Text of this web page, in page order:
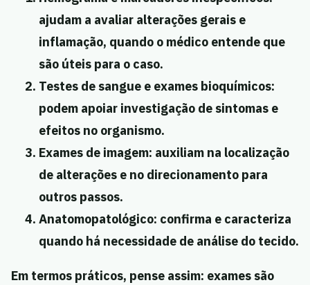
ajudam a avaliar alterações gerais e
inflamação, quando o médico entende que
são úteis para o caso.
Testes de sangue e exames bioquímicos:
podem apoiar investigação de sintomas e
efeitos no organismo.
Exames de imagem: auxiliam na localização
de alterações e no direcionamento para
outros passos.
Anatomopatológico: confirma e caracteriza
quando há necessidade de análise do tecido.
Em termos práticos, pense assim: exames são